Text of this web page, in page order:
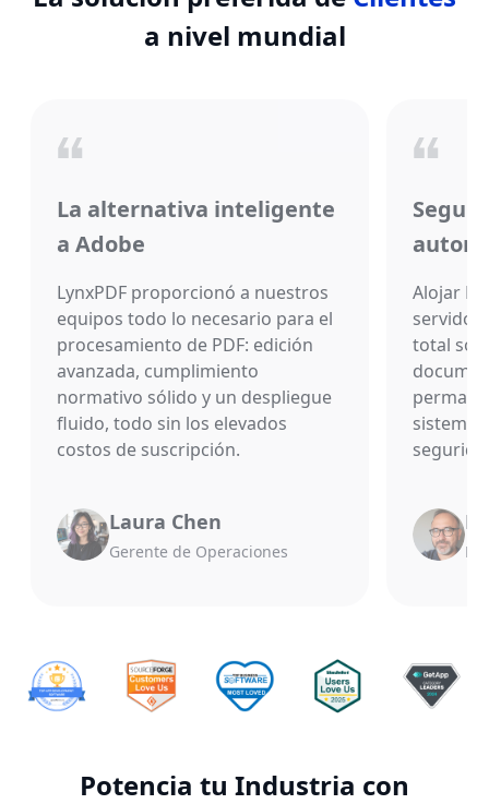
a nivel mundial
La alternativa inteligente
a Adobe
LynxPDF proporcionó a nuestros
equipos todo lo necesario para el
procesamiento de PDF: edición
avanzada, cumplimiento
normativo sólido y un despliegue
fluido, todo sin los elevados
costos de suscripción.
Laura Chen
Gerente de Operaciones
Alojar
servidor
total
sistema,
Potencia tu Industria con